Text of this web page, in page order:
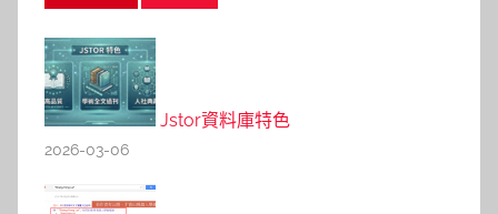
Jstor資料庫特色
2026-03-06